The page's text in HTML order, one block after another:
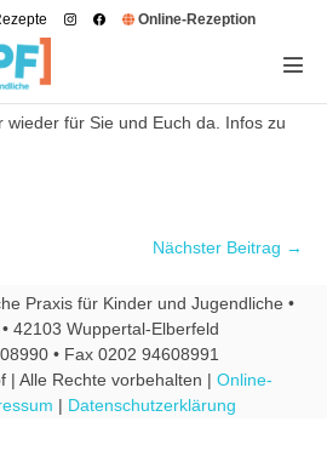
Online-Rezeption
wieder für Sie und Euch da. Infos zu
Nächster Beitrag →
Praxis für Kinder und Jugendliche •
42103 Wuppertal-Elberfeld
• Fax 0202 94608991
| Alle Rechte vorbehalten | Online-
| Datenschutzerklärung